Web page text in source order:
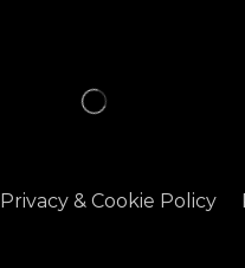
Privacy & Cookie Policy